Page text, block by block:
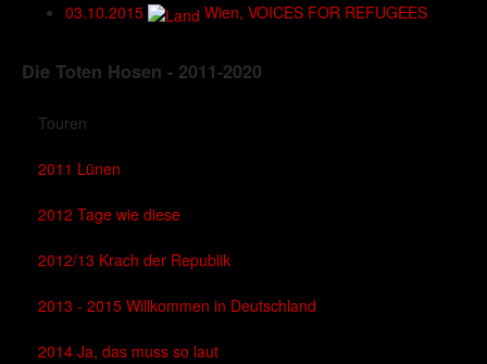
03.10.2015
Wien, VOICES FOR REFUGEES
Die Toten Hosen - 2011-2020
Touren
2011 Lünen
2012 Tage wie diese
2012/13 Krach der Republik
2013 - 2015 Willkommen in Deutschland
2014 Ja, das muss so laut